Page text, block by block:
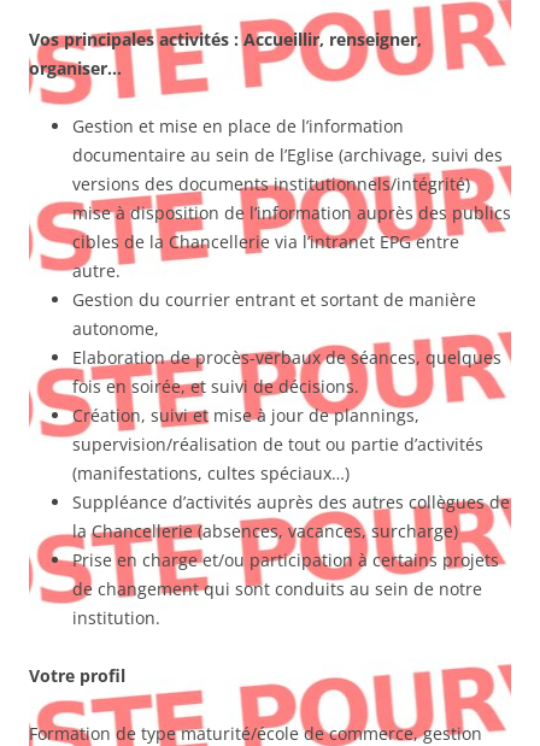
Vos principales activités : Accueillir, renseigner,
organiser…
Gestion et mise en place de l’information
documentaire au sein de l’Eglise (archivage, suivi des
versions des documents institutionnels/intégrité)
mise à disposition de l’information auprès des publics
cibles de la Chancellerie via l’intranet EPG entre
autre.
Gestion du courrier entrant et sortant de manière
autonome,
Elaboration de procès-verbaux de séances, quelques
fois en soirée, et suivi de décisions.
Création, suivi et mise à jour de plannings,
supervision/réalisation de tout ou partie d’activités
(manifestations, cultes spéciaux…)
Suppléance d’activités auprès des autres collègues de
la Chancellerie (absences, vacances, surcharge)
Prise en charge et/ou participation à certains projets
de changement qui sont conduits au sein de notre
institution.
Votre profil
Formation de type maturité/école de commerce, gestion